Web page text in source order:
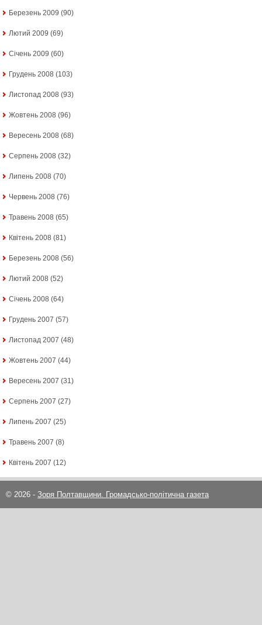
Березень 2009 (90)
Лютий 2009 (69)
Січень 2009 (60)
Грудень 2008 (103)
Листопад 2008 (93)
Жовтень 2008 (96)
Вересень 2008 (68)
Серпень 2008 (32)
Липень 2008 (70)
Червень 2008 (76)
Травень 2008 (65)
Квітень 2008 (81)
Березень 2008 (56)
Лютий 2008 (52)
Січень 2008 (64)
Грудень 2007 (57)
Листопад 2007 (48)
Жовтень 2007 (44)
Вересень 2007 (31)
Серпень 2007 (27)
Липень 2007 (25)
Травень 2007 (8)
Квітень 2007 (12)
© 2026 - Зоря Полтавщини. Громадсько-політична газета